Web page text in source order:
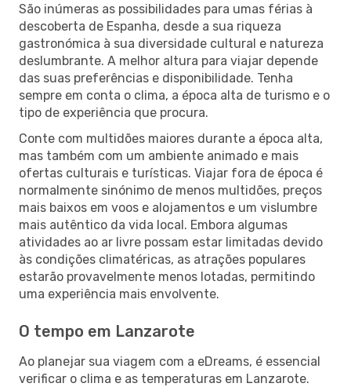
São inúmeras as possibilidades para umas férias à
descoberta de Espanha, desde a sua riqueza
gastronómica à sua diversidade cultural e natureza
deslumbrante. A melhor altura para viajar depende
das suas preferências e disponibilidade. Tenha
sempre em conta o clima, a época alta de turismo e o
tipo de experiência que procura.
Conte com multidões maiores durante a época alta,
mas também com um ambiente animado e mais
ofertas culturais e turísticas. Viajar fora de época é
normalmente sinónimo de menos multidões, preços
mais baixos em voos e alojamentos e um vislumbre
mais autêntico da vida local. Embora algumas
atividades ao ar livre possam estar limitadas devido
às condições climatéricas, as atrações populares
estarão provavelmente menos lotadas, permitindo
uma experiência mais envolvente.
O tempo em Lanzarote
Ao planejar sua viagem com a eDreams, é essencial
verificar o clima e as temperaturas em Lanzarote.